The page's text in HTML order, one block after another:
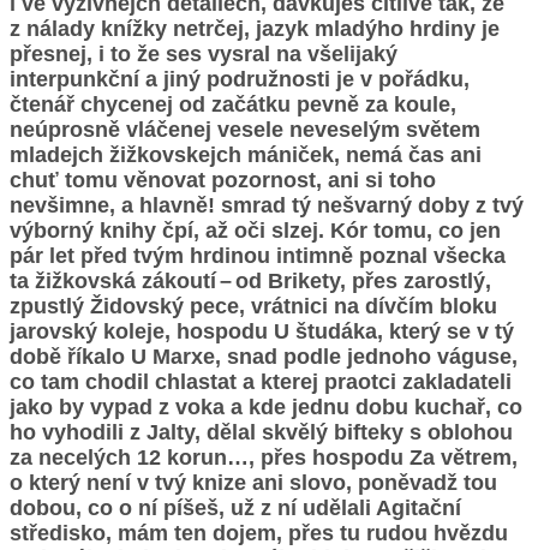
z nálady knížky netrčej, jazyk mladýho hrdiny je
přesnej, i to že ses vysral na všelijaký
interpunkční a jiný podružnosti je v pořádku,
čtenář chycenej od začátku pevně za koule,
neúprosně vláčenej vesele neveselým světem
mladejch žižkov­skejch mániček, nemá čas ani
chuť tomu věnovat pozornost, ani si toho
nevšimne, a hlavně! smrad tý nešvarný doby z tvý
výborný knihy čpí, až oči slzej. Kór tomu, co jen
pár let před tvým hrdinou intimně poznal všecka
ta žižkovská zákoutí – od Brikety, přes zarostlý,
zpustlý Židovský pece, vrátnici na dívčím bloku
jarovský koleje, hospodu U študáka, který se v tý
době říkalo U Marxe, snad podle jednoho váguse,
co tam chodil chlastat a kterej praotci zakladateli
jako by vypad z voka a kde jednu dobu kuchař, co
ho vyhodili z Jalty, dělal skvělý bifteky s oblohou
za necelých 12 korun…, přes hospodu Za větrem,
o který není v tvý knize ani slovo, poněvadž tou
dobou, co o ní píšeš, už z ní udělali Agitační
středisko, mám ten dojem, přes tu rudou hvězdu